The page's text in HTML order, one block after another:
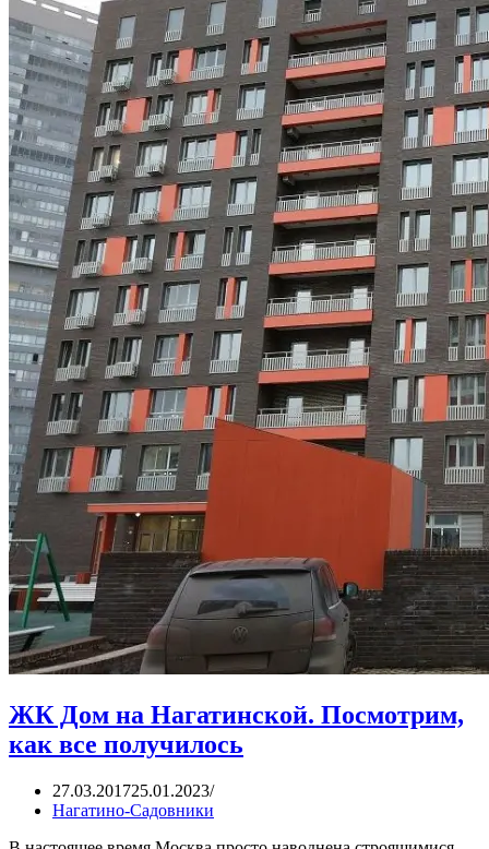
ЖК Дом на Нагатинской. Посмотрим,
как все получилось
27.03.201725.01.2023
Нагатино-Садовники